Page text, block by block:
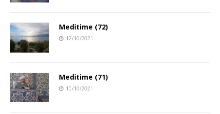
Meditime (72)
12/10/2021
Meditime (71)
10/10/2021